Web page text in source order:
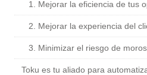
1. Mejorar la eficiencia de tus
2. Mejorar la experiencia del
3. Minimizar el riesgo de
Toku es tu aliado para